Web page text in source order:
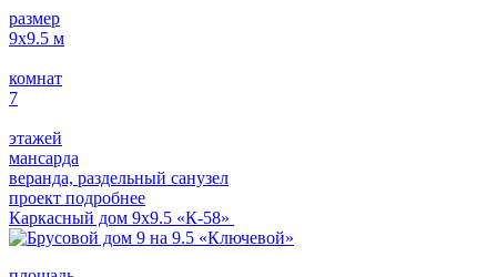
размер
9х9.5 м
комнат
7
этажей
мансарда
веранда, раздельный санузел
проект подробнее
Каркасный дом 9х9.5 «К-58»